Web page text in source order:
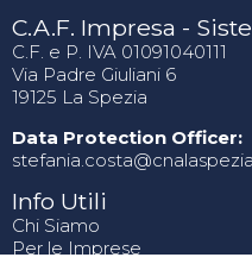
C.A.F. Impresa -
C.F. e P. IVA 01091040111
Via Padre Giuliani 6
19125 La Spezia
Data Protection Officer:
Info Utili
Chi Siamo
Per le Imprese